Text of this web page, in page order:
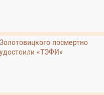
Золотовицкого посмертно
удостоили «ТЭФИ»